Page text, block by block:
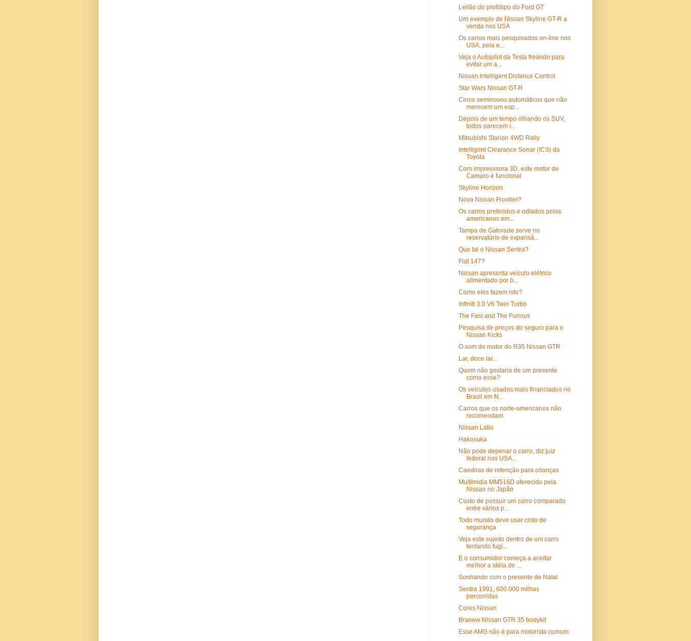
Leilão do protótipo do Ford GT
Um exemplo de Nissan Skyline GT-R a
venda nos USA
Os carros mais pesquisados on-line nos
USA, pela e...
Veja o Autopilot da Tesla freando para
evitar um a...
Nissan Intelligent Distance Control
Star Wars Nissan GT-R
Cinco seminovos automáticos que não
merecem um esp...
Depois de um tempo olhando os SUV,
todos parecem i...
Mitsubishi Starion 4WD Rally
Intelligent Clearance Sonar (ICS) da
Toyota
Com impresssora 3D, este motor de
Camaro é funcional
Skyline Horizon
Nova Nissan Frontier?
Os carros preferidos e odiados pelos
americanos em...
Tampa de Gatorade serve no
reservatório de expansã...
Que tal o Nissan Sentra?
Fiat 147?
Nissan apresenta veículo elétrico
alimentado por b...
Como eles fazem isto?
Infiniti 3.0 V6 Twin Turbo
The Fast and The Furious
Pesquisa de preços do seguro para o
Nissan Kicks
O som do motor do R35 Nissan GTR
Lar, doce lar...
Quem não gostaria de um presente
como esse?
Os veículos usados mais financiados no
Brasil em N...
Carros que os norte-americanos não
recomendam
Nissan Latio
Hakosuka
Não pode depenar o carro, diz juiz
federal nos USA...
Caediras de retenção para crianças
Multimidia MM516D oferecido pela
Nissan no Japão
Custo de possuir um carro comparado
entre vários p...
Todo mundo deve usar cinto de
segurança
Veja este sujeito dentro de um carro
tentando fugi...
E o consumidor começa a aceitar
melhor a idéia de ...
Sonhando com o presente de Natal
Sentra 1991, 600.000 milhas
percorridas
Cores Nissan
Branew Nissan GTR 35 bodykit
Esse AMG não é para motorista comum